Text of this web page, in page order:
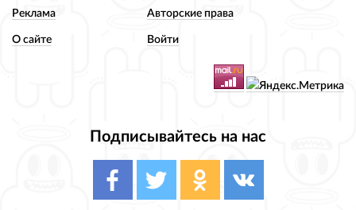
Реклама Авторские права
О сайте Войти
Подписывайтесь на нас